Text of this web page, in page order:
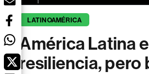
LATINOAMÉRICA
América Latina
resiliencia, pero